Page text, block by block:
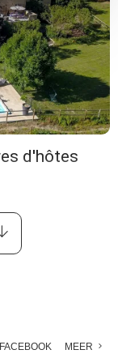
d'hôtes
FACEBOOK MEER